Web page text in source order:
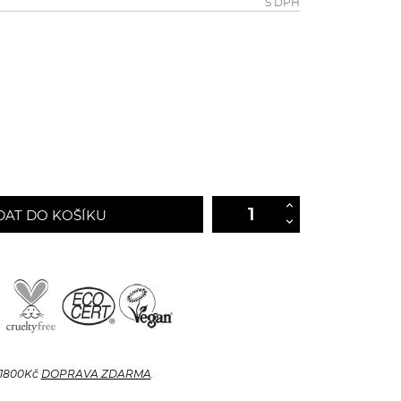
DO KOŠÍKU
DOPRAVA ZDARMA.